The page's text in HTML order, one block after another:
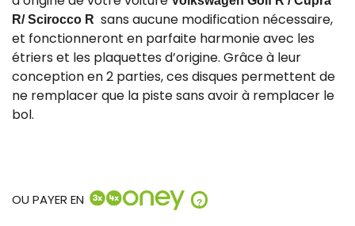
R/ Scirocco R sans aucune modification nécessaire,
et fonctionneront en parfaite harmonie avec les
étriers et les plaquettes d’origine. Grâce à leur
conception en 2 parties, ces disques permettent de
ne remplacer que la piste sans avoir à remplacer le
bol.
OU PAYER EN ?